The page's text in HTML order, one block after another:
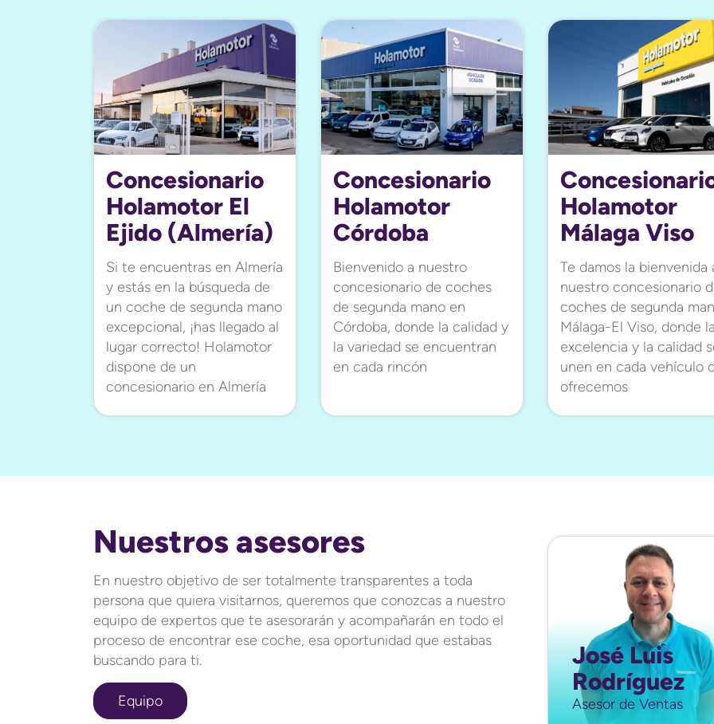
Concesionario
Holamotor El
Ejido (Almería)
Si te encuentras en Almería
y estás en la búsqueda de
un coche de segunda mano
excepcional, ¡has llegado al
lugar correcto! Holamotor
dispone de un
concesionario en Almería
Concesionario
Holamotor
Córdoba
Bienvenido a nuestro
concesionario de coches
de segunda mano en
Córdoba, donde la calidad y
la variedad se encuentran
en cada rincón
Holamotor
Málaga Viso
Te damos la bienvenida
nuestro concesionario
coches de segunda
Málaga-El Viso, donde la
excelencia y la calidad
unen en cada vehículo
ofrecemos
Nuestros asesores
En nuestro objetivo de ser totalmente transparentes a toda
persona que quiera visitarnos, queremos que conozcas a nuestro
equipo de expertos que te asesorarán y acompañarán en todo el
proceso de encontrar ese coche, esa oportunidad que estabas
buscando para ti.
Equipo
José Luis
Rodríguez
Asesor de Ventas